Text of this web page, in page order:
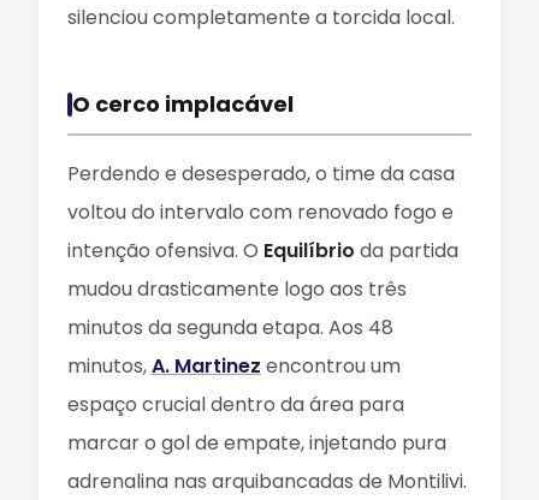
silenciou completamente a torcida local.
O cerco implacável
Perdendo e desesperado, o time da casa
voltou do intervalo com renovado fogo e
intenção ofensiva. O Equilíbrio da partida
mudou drasticamente logo aos três
minutos da segunda etapa. Aos 48
minutos,A. Martinez encontrou um
espaço crucial dentro da área para
marcar o gol de empate, injetando pura
adrenalina nas arquibancadas de Montilivi.